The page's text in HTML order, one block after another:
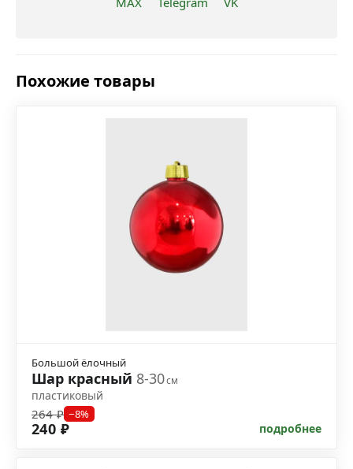
Похожие товары
Большой ёлочный
Шар красный 8-30см
пластиковый
264 ₽ −8%
240 ₽ подробнее